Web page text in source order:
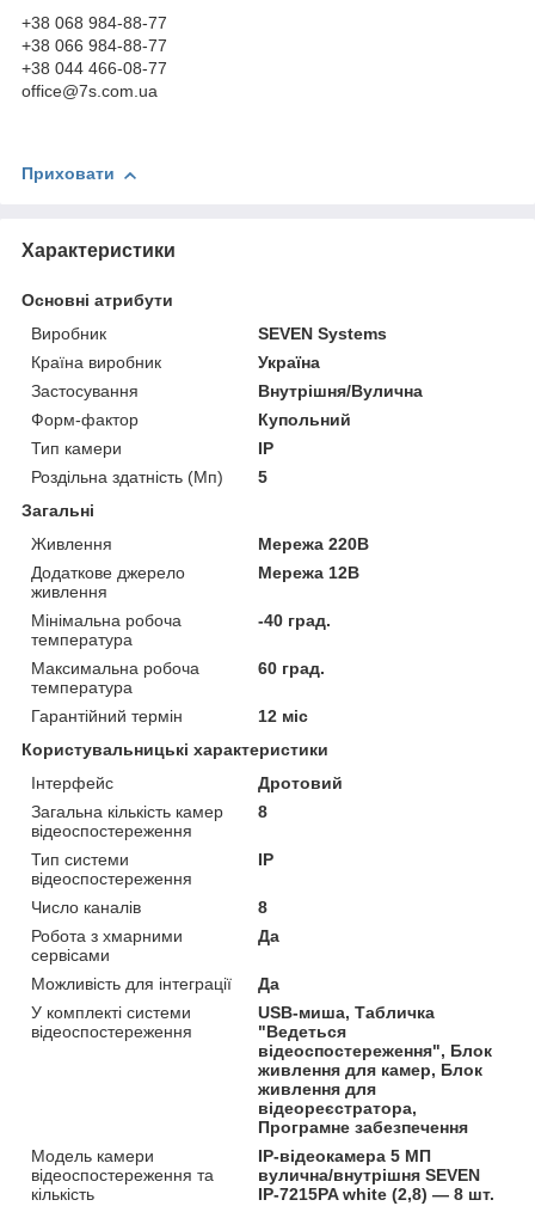
+38 068 984-88-77
+38 066 984-88-77
+38 044 466-08-77
office@7s.com.ua
Приховати
Характеристики
Основні атрибути
Виробник
SEVEN Systems
Країна виробник
Україна
Застосування
Внутрішня/Вулична
Форм-фактор
Купольний
Тип камери
IP
Роздільна здатність (Мп)
5
Загальні
Живлення
Мережа 220В
Додаткове джерело
живлення
Мережа 12В
Мінімальна робоча
температура
-40 град.
Максимальна робоча
температура
60 град.
Гарантійний термін
12 міс
Користувальницькі характеристики
Інтерфейс
Дротовий
Загальна кількість камер
відеоспостереження
8
Тип системи
відеоспостереження
IP
Число каналів
8
Робота з хмарними
сервісами
Да
Можливість для інтеграції
Да
У комплекті системи
відеоспостереження
USB-миша, Табличка
"Ведеться
відеоспостереження", Блок
живлення для камер, Блок
живлення для
відеореєстратора,
Програмне забезпечення
Модель камери
відеоспостереження та
кількість
IP-відеокамера 5 МП
вулична/внутрішня SEVEN
IP-7215PA white (2,8) — 8 шт.